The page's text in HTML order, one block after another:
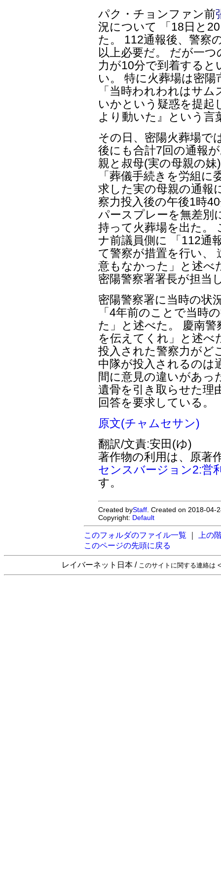
パク・チョンファン前
況について 「18日と
た。 112通報後、警察
以上必要だ。 だが一
力が10分で到着する
い。 特に火葬場は密
「当時われわれはサ
いかという疑惑を提起
より動いた』という言
その日、密陽火葬場で
後にも合計7回の通報
親と叔母(実の母親の
「葬儀手続きを労組
求した実の母親の通報
察力投入後の午後1時
パースプレーを無差別
持って火葬場を出た。
ナ前議員側に 「112通
て警察が措置を行い、
意もなかった」と述べ
密陽警察署署長が担当
密陽警察署に当時の状
「4年前のことで当時
た」と述べた。 慶南
を伝えてくれ」と述べ
投入された警察力がど
中隊が投入されるのは
間に意見の違いがあっ
遺骨を引き取らせた理
回答を要求している。
原文(チャムセサン)
翻訳/文責:安田(ゆ)
著作物の利用は、原著
センスバージョン2:営
す。
Created byStaff . Created on 2018-
Copyright: Default
このフォルダのファイル一覧
上の
このページの先頭に戻る
レイバーネット日本 / このサイトに関する連絡は